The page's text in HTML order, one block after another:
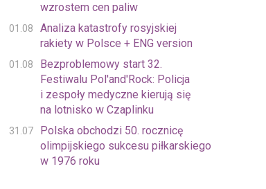
wzrostem cen paliw
01.08
Analiza katastrofy rosyjskiej
rakiety w Polsce + ENG version
01.08
Bezproblemowy start 32.
Festiwalu Pol'and'Rock: Policja
i zespoły medyczne kierują się
na lotnisko w Czaplinku
31.07
Polska obchodzi 50. rocznicę
olimpijskiego sukcesu piłkarskiego
w 1976 roku